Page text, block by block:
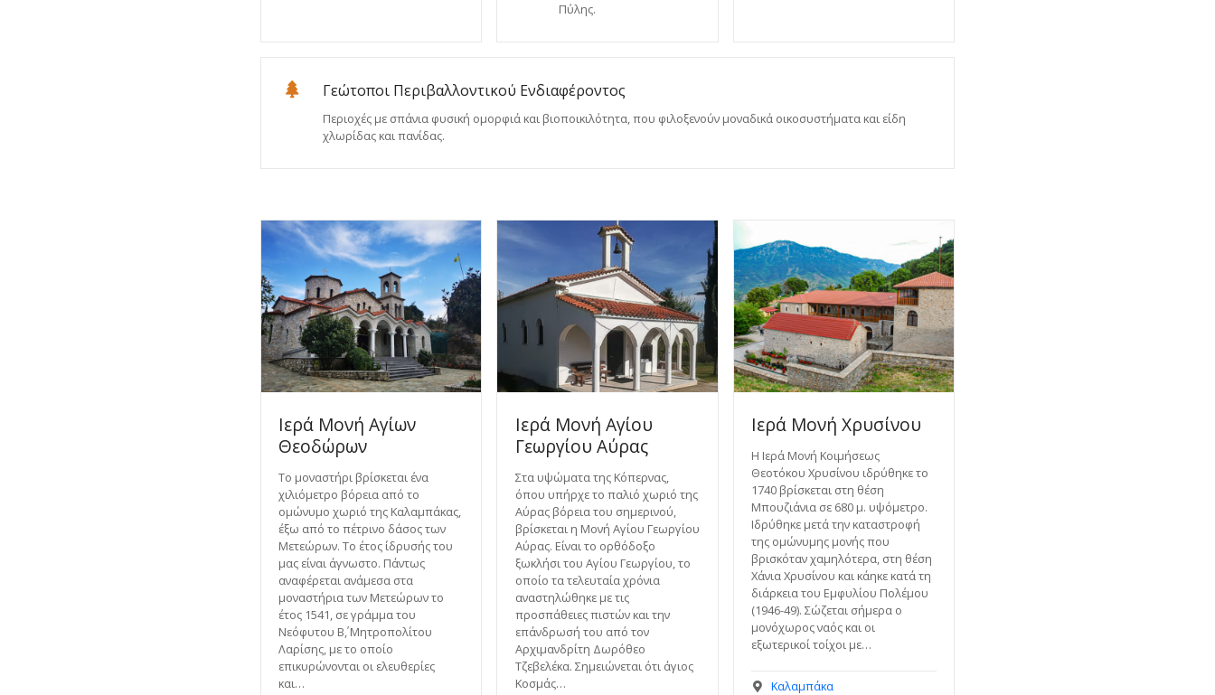
Πύλης.
Γεώτοποι Περιβαλλοντικού Ενδιαφέροντος
Περιοχές με σπάνια φυσική ομορφιά και βιοποικιλότητα, που φιλοξενούν μοναδικά οικοσυστήματα και είδη
χλωρίδας και πανίδας.
Ιερά Μονή Αγίων
Θεοδώρων
Το μοναστήρι βρίσκεται ένα
χιλιόμετρο βόρεια από το
ομώνυμο χωριό της Καλαμπάκας,
έξω από το πέτρινο δάσος των
Μετεώρων. Το έτος ίδρυσής του
μας είναι άγνωστο. Πάντως
αναφέρεται ανάμεσα στα
μοναστήρια των Μετεώρων το
έτος 1541, σε γράμμα του
Νεόφυτου Β΄, Μητροπολίτου
Λαρίσης, με το οποίο
επικυρώνονται οι ελευθερίες
και…
Ιερά Μονή Αγίου
Γεωργίου Αύρας
Στα υψώματα της Κόπερνας,
όπου υπήρχε το παλιό χωριό της
Αύρας βόρεια του σημερινού,
βρίσκεται η Μονή Αγίου Γεωργίου
Αύρας. Είναι το ορθόδοξο
ξωκλήσι του Αγίου Γεωργίου, το
οποίο τα τελευταία χρόνια
αναστηλώθηκε με τις
προσπάθειες πιστών και την
επάνδρωσή του από τον
Αρχιμανδρίτη Δωρόθεο
Τζεβελέκα. Σημειώνεται ότι άγιος
Κοσμάς…
Ιερά Μονή Χρυσίνου
Η Ιερά Μονή Κοιμήσεως
Θεοτόκου Χρυσίνου ιδρύθηκε το
1740 βρίσκεται στη θέση
Μπουζιάνια σε 680 μ. υψόμετρο.
Ιδρύθηκε μετά την καταστροφή
της ομώνυμης μονής που
βρισκόταν χαμηλότερα, στη θέση
Χάνια Χρυσίνου και κάηκε κατά τη
διάρκεια του Εμφυλίου Πολέμου
(1946-49). Σώζεται σήμερα ο
μονόχωρος ναός και οι
εξωτερικοί τοίχοι με…
Καλαμπάκα